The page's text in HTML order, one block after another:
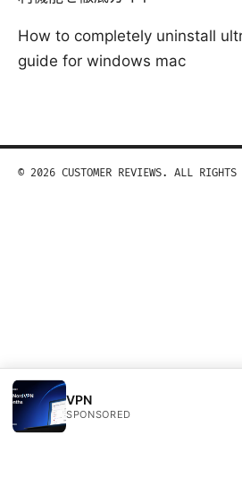
How to completely uninstall
guide for windows mac
VPN
SPONSORED
© 2026 CUSTOMER REVIEWS. ALL RIGHTS